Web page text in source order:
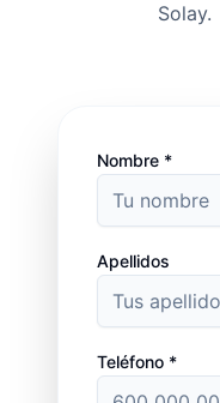
Solay.
Nombre *
Apellidos
Teléfono *